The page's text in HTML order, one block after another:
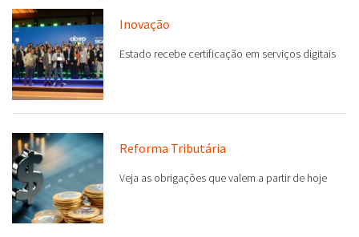
Inovação
Estado recebe certificação em serviços digitais
Reforma Tributária
Veja as obrigações que valem a partir de hoje